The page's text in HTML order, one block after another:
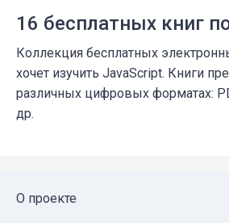
16 бесплатных книг
Коллекция бесплатных
хочет изучить JavaScript. Книги
различных цифровых форматах:
др.
О проекте